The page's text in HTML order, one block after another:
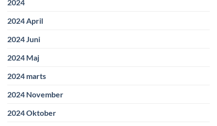
2024
2024 April
2024 Juni
2024 Maj
2024 marts
2024 November
2024 Oktober